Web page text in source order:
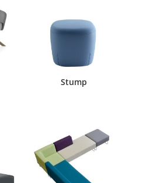
Stump